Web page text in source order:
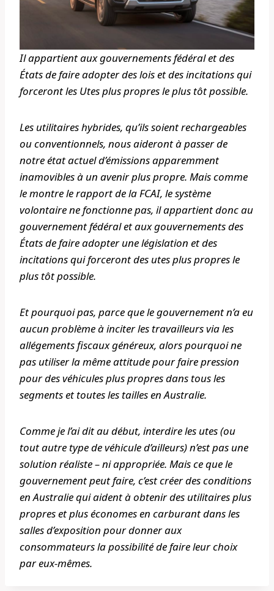
Il appartient aux gouvernements fédéral et des
États de faire adopter des lois et des incitations qui
forceront les Utes plus propres le plus tôt possible.
Les utilitaires hybrides, qu’ils soient rechargeables
ou conventionnels, nous aideront à passer de
notre état actuel d’émissions apparemment
inamovibles à un avenir plus propre. Mais comme
le montre le rapport de la FCAI, le système
volontaire ne fonctionne pas, il appartient donc au
gouvernement fédéral et aux gouvernements des
États de faire adopter une législation et des
incitations qui forceront des utes plus propres le
plus tôt possible.
Et pourquoi pas, parce que le gouvernement n’a eu
aucun problème à inciter les travailleurs via les
allégements fiscaux généreux, alors pourquoi ne
pas utiliser la même attitude pour faire pression
pour des véhicules plus propres dans tous les
segments et toutes les tailles en Australie.
Comme je l’ai dit au début, interdire les utes (ou
tout autre type de véhicule d’ailleurs) n’est pas une
solution réaliste – ni appropriée. Mais ce que le
gouvernement peut faire, c’est créer des conditions
en Australie qui aident à obtenir des utilitaires plus
propres et plus économes en carburant dans les
salles d’exposition pour donner aux
consommateurs la possibilité de faire leur choix
par eux-mêmes.